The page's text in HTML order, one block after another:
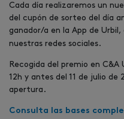
Cada día realizaremos un
del cupón de sorteo del día
ganador/a en la App de Urbil,
nuestras redes sociales.
Recogida del premio en C&A
12h y antes del 11 de julio de
apertura.
Consulta las bases